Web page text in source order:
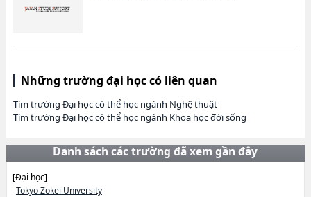
Những trường đại học có liên quan
Tìm trường Đại học có thể học ngành Nghệ thuật
Tìm trường Đại học có thể học ngành Khoa học đời sống
Danh sách các trường đã xem gần đây
[Đại học]
Tokyo Zokei University